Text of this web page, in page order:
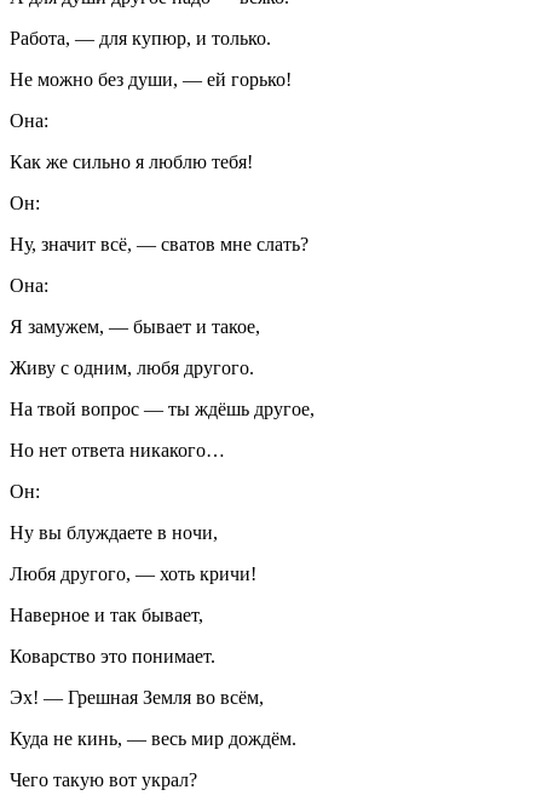
Работа, — для купюр, и только.
Не можно без души, — ей горько!
Она:
Как же сильно я люблю тебя!
Он:
Ну, значит всё, — сватов мне слать?
Она:
Я замужем, — бывает и такое,
Живу с одним, любя другого.
На твой вопрос — ты ждёшь другое,
Но нет ответа никакого…
Он:
Ну вы блуждаете в ночи,
Любя другого, — хоть кричи!
Наверное и так бывает,
Коварство это понимает.
Эх! — Грешная Земля во всём,
Куда не кинь, — весь мир дождём.
Чего такую вот украл?